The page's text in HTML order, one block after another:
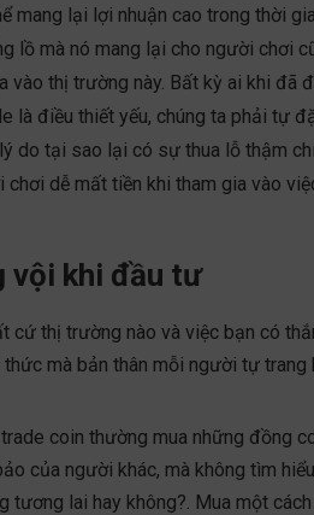
lại lợi nhuận cao trong thời
lồ mà nó mang lại cho người chơi
thị trường này. Bất kỳ ai khi đã
là điều thiết yếu, chúng ta phải tự
do tại sao lại có sự thua lỗ thậm
dễ mất tiền khi tham gia vào
vội khi đầu tư
cứ thị trường nào và việc bạn có
mà bản thân mỗi người tự trang
coin thường mua những đồng
của người khác, mà không tìm
tương lai hay không?. Mua một